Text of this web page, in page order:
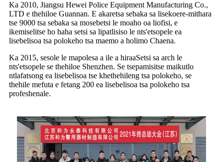
Ka 2010, Jiangsu Hewei Police Equipment Manufacturing Co.,
LTD e thehiloe Guannan. E akaretsa sebaka sa lisekoere-mithara
tse 9000 tsa sebaka sa mosebetsi le moaho oa liofisi, e
ikemiselitse ho haha ​​​​setsi sa lipatlisiso le nts'etsopele ea
lisebelisoa tsa polokeho tsa maemo a holimo Chaena.
Ka 2015, sesole le mapolesa a ile a hiraaSetsi sa arch le
nts'etsopele se thehiloe Shenzhen. Se tsepamisitse maikutlo
ntlafatsong ea lisebelisoa tse khethehileng tsa polokeho, se
thehile mefuta e fetang 200 ea lisebelisoa tsa polokeho tsa
profeshenale.